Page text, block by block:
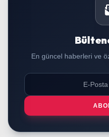
En güncel haberleri ve